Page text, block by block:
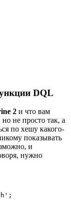
DQL
2 и что вам
не просто так, а
по хешу какого-
показывать
и
нужно
;